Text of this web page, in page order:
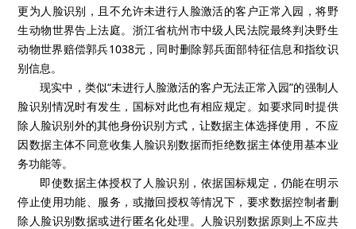
更为人脸识别，且不允许未进行人脸激活的客户正常入园，将野
生动物世界告上法庭。浙江省杭州市中级人民法院最终判决野生
动物世界赔偿郭兵1038元，同时删除郭兵面部特征信息和指纹识
别信息。
现实中，类似“未进行人脸激活的客户无法正常入园”的强制人
脸识别情况时有发生，国标对此也有相应规定。如要求同时提供
除人脸识别外的其他身份识别方式，让数据主体选择使用， 不应
因数据主体不同意收集人脸识别数据而拒绝数据主体使用基本业
务功能等。
即使数据主体授权了人脸识别，依据国标规定，仍能在明示
停止使用功能、服务，或撤回授权等情况下，要求数据控制者删
除人脸识别数据或进行匿名化处理。人脸识别数据原则上不应共